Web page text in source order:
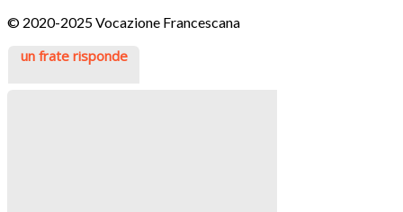
© 2020-2025 Vocazione Francescana
un frate risponde